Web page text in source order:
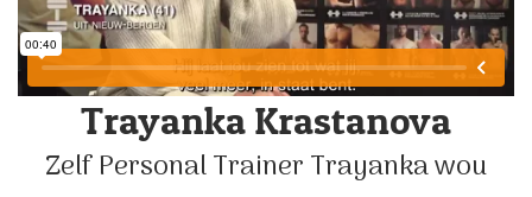
Trayanka Krastanova
Zelf Personal Trainer Trayanka wou